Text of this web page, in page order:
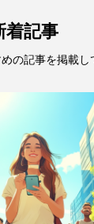
着記事
の記事を掲載し